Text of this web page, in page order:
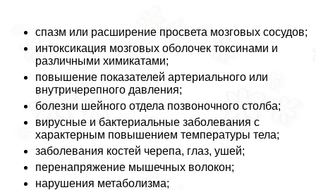
спазм или расширение просвета мозговых сосудов;
интоксикация мозговых оболочек токсинами и
различными химикатами;
повышение показателей артериального или
внутричерепного давления;
болезни шейного отдела позвоночного столба;
вирусные и бактериальные заболевания с
хаpaктерным повышением температуры тела;
заболевания костей черепа, глаз, ушей;
перенапряжение мышечных волокон;
нарушения метаболизма;